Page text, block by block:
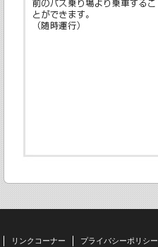
リンクコーナー プライバシーポリシー